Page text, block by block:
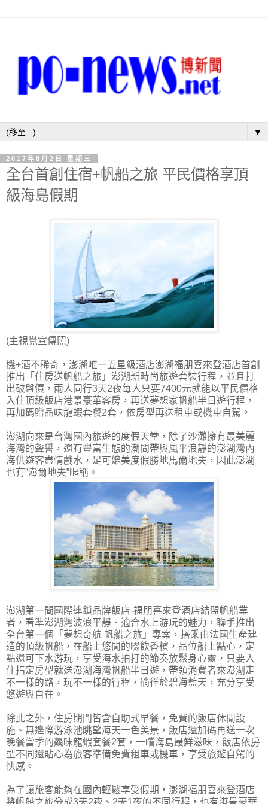
▼
2017年8月2日 星期三
全台首創住宿+帆船之旅 平民價格享頂
級海島假期
(主視覺宣傳照)
機+酒不稀奇，澎湖唯一五星級酒店澎湖福朋喜來登酒店首創
推出「住房送帆船之旅」澎湖新時尚旅遊套裝行程，並且打
出破盤價，兩人同行3天2夜每人只要7400元就能以平民價格
入住頂級飯店港景豪華客房，再送夢想家帆船半日遊行程，
再加碼贈品味龍蝦套餐2套，依房型再送租車或機車自駕。
澎湖向來是台灣國內旅遊的度假天堂，除了沙灘擁有最美麗
海灣的聲譽，還有豐富生態的潮間帶與風平浪靜的澎湖灣內
海供遊客盡情戲水，足可媲美度假勝地馬爾地夫，因此澎湖
也有”澎爾地夫”暱稱。
澎湖第一間國際連鎖品牌飯店-福朋喜來登酒店結盟帆船業
者，看準澎湖灣波浪平靜、適合水上游玩的魅力，聯手推出
全台第一個「夢想奇航 帆船之旅」專案，搭乘由法國生產建
造的頂級帆船，在船上悠閒的啜飲香檳，品位船上點心，定
點還可下水游玩，享受海水拍打的節奏放鬆身心靈，只要入
住指定房型就送澎湖海灣帆船半日遊，帶領消費者來澎湖走
不一樣的路，玩不一樣的行程，徜徉於碧海藍天，充分享受
悠遊與自在。
除此之外，住房期間皆含自助式早餐，免費的飯店休閒設
施、無邊際游泳池眺望海天一色美景，飯店還加碼再送一次
晚餐當季的鱻味龍蝦套餐2套，一嚐海島最鮮滋味，飯店依房
型不同還貼心為旅客準備免費租車或機車，享受旅遊自駕的
快感。
為了讓旅客能夠在國內輕鬆享受假期，澎湖福朋喜來登酒店
將帆船之旅分成3天2夜、2天1夜的不同行程，也有港景豪華